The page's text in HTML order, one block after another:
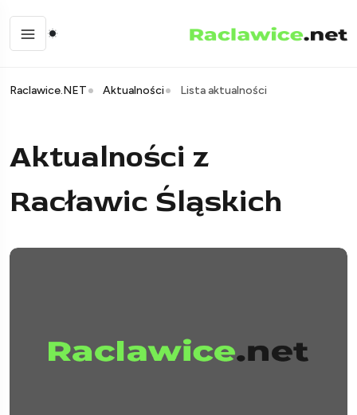
Raclawice.NET Aktualności Lista aktualności
Aktualności z
Racławic Śląskich